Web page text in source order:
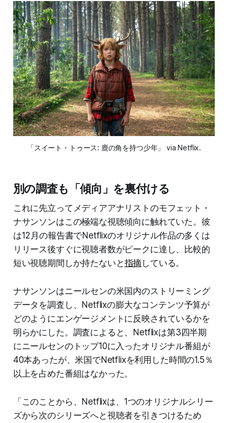
「スイート・トゥース: 鹿の角を持つ少年」 via Netflix.
別の調査も「傾向」を裏付ける
これに先立ってメディアアナリストのモフェット・
ナサンソンはこの極端な視聴傾向に触れていた。彼
は12月の報告書でNetflixのオリジナル作品の多くは
リリース後すぐに視聴者数がピークに達し、比較的
短い視聴期間しか持たないと指摘している。
ナサンソンはニールセンの米国内のストリーミング
データを調査し、Netflixの膨大なコンテンツ予算が
どのようにエンゲージメントに反映されているかを
明らかにした。調査によると、Netflixは第3四半期
にニールセンのトップ10に入ったオリジナル番組が
40本あったが、米国でNetflixを利用した時間の1.5％
以上を占めた番組はなかった。
「このことから、Netflixは、1つのオリジナルシリー
ズから次のシリーズへと視聴者を引きつけるため